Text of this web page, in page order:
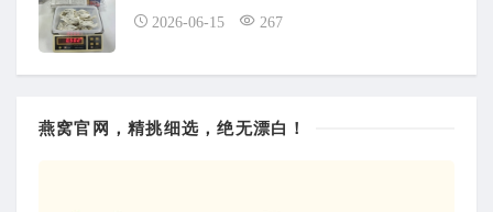
2026-06-15 267
燕窝官网，精挑细选，绝无漂白！